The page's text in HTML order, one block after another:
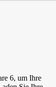
6, um Ihre